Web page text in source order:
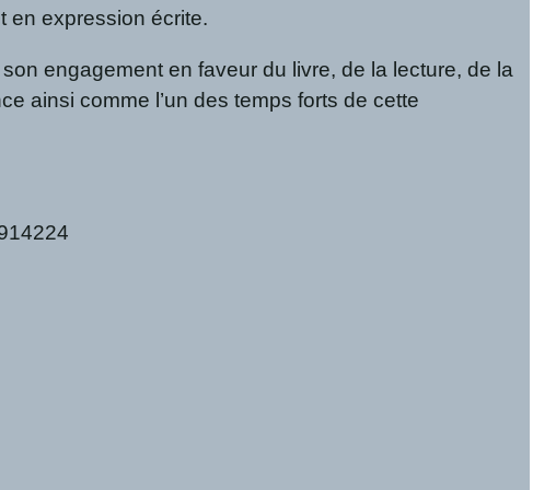
en expression écrite.
engagement en faveur du livre, de la lecture, de la
ainsi comme l’un des temps forts de cette